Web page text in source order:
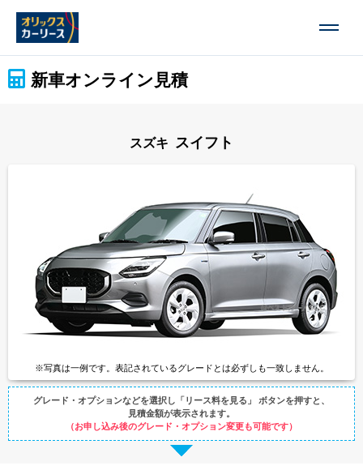
新車オンライン見積
スズキ スイフト
※写真は一例です。 表記されているグレードとは必ずしも一致しません。
グレード・オプションなどを選択し 「リース料を見る」 ボタンを押すと、
見積金額が表示されます。
（お申し込み後のグレード・オプション変更も可能です）